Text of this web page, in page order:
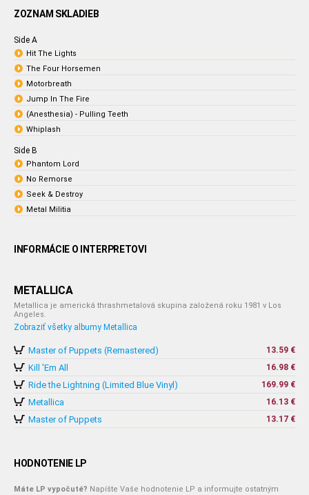
ZOZNAM SKLADIEB
Side A
Hit The Lights
The Four Horsemen
Motorbreath
Jump In The Fire
(Anesthesia) - Pulling Teeth
Whiplash
Side B
Phantom Lord
No Remorse
Seek & Destroy
Metal Militia
INFORMÁCIE O INTERPRETOVI
METALLICA
Metallica je americká thrashmetalová skupina založená roku 1981 v Los
Angeles.
Zobraziť všetky albumy Metallica
Master of Puppets (Remastered) 13.59 €
Kill 'Em All 16.98 €
Ride the Lightning (Limited Blue Vinyl) 169.99 €
Metallica 16.13 €
Master of Puppets 13.17 €
HODNOTENIE LP
Máte LP vypočuté? Napíšte Vaše hodnotenie LP a informujte ostatným